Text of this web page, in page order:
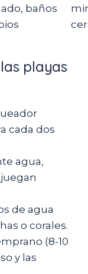
baños
playas
cada dos
agua,
de agua
o corales.
(8-10
y las